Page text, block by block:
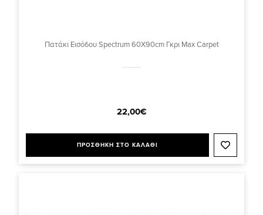
Πατάκι Εισόδου Spectrum 60X90cm Γκρι Max Carpet
22,00€
ΠΡΟΣΘΗΚΗ ΣΤΟ ΚΑΛΑΘΙ